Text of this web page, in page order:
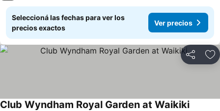
Seleccioná las fechas para ver los
precios exactos
Ver precios
Compartir
Club Wyndham Royal Garden at Waikiki